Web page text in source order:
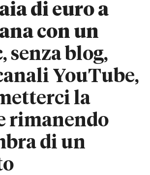
di euro a
con un
, senza blog,
YouTube,
la
rimanendo
di un